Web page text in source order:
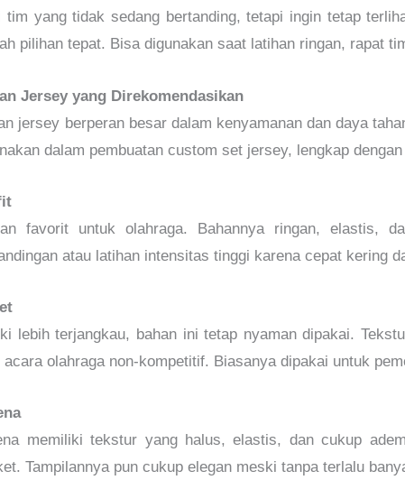
tim yang tidak sedang bertanding, tetapi ingin tetap
pilihan tepat. Bisa digunakan saat latihan ringan, rapat
Jersey yang Direkomendasikan
jersey berperan besar dalam kenyamanan dan daya
dalam pembuatan custom set jersey, lengkap
favorit untuk olahraga. Bahannya ringan, elastis,
atau latihan intensitas tinggi karena cepat kering
lebih terjangkau, bahan ini tetap nyaman dipakai.
acara olahraga non-kompetitif. Biasanya dipakai untuk
memiliki tekstur yang halus, elastis, dan cukup
Tampilannya pun cukup elegan meski tanpa terlalu